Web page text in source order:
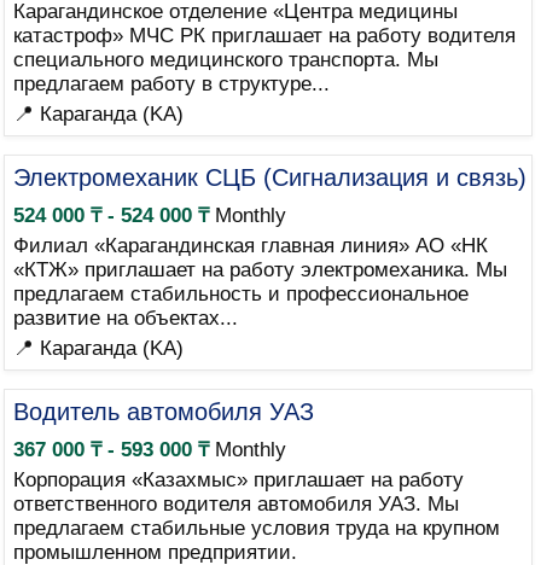
Карагандинское отделение «Центра медицины
катастроф» МЧС РК приглашает на работу водителя
специального медицинского транспорта. Мы
предлагаем работу в структуре...
📍 Караганда (KA)
Электромеханик СЦБ (Сигнализация и связь)
524 000 ₸ - 524 000 ₸Monthly
Филиал «Карагандинская главная линия» АО «НК
«КТЖ» приглашает на работу электромеханика. Мы
предлагаем стабильность и профессиональное
развитие на объектах...
📍 Караганда (KA)
Водитель автомобиля УАЗ
367 000 ₸ - 593 000 ₸Monthly
Корпорация «Казахмыс» приглашает на работу
ответственного водителя автомобиля УАЗ. Мы
предлагаем стабильные условия труда на крупном
промышленном предприятии.